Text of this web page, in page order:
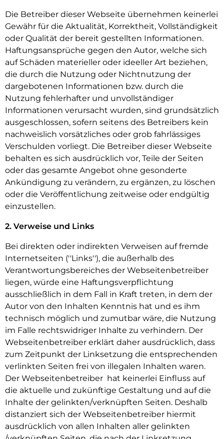
Die Betreiber dieser Webseite übernehmen keinerlei
Gewähr für die Aktualität, Korrektheit, Vollständigkeit
oder Qualität der bereit gestellten Informationen.
Haftungsansprüche gegen den Autor, welche sich
auf Schäden materieller oder ideeller Art beziehen,
die durch die Nutzung oder Nichtnutzung der
dargebotenen Informationen bzw. durch die
Nutzung fehlerhafter und unvollständiger
Informationen verursacht wurden, sind grundsätzlich
ausgeschlossen, sofern seitens des Betreibers kein
nachweislich vorsätzliches oder grob fahrlässiges
Verschulden vorliegt. Die Betreiber dieser Webseite
behalten es sich ausdrücklich vor, Teile der Seiten
oder das gesamte Angebot ohne gesonderte
Ankündigung zu verändern, zu ergänzen, zu löschen
oder die Veröffentlichung zeitweise oder endgültig
einzustellen.
2. Verweise und Links
Bei direkten oder indirekten Verweisen auf fremde
Internetseiten (''Links''), die außerhalb des
Verantwortungsbereiches der Webseitenbetreiber
liegen, würde eine Haftungsverpflichtung
ausschließlich in dem Fall in Kraft treten, in dem der
Autor von den Inhalten Kenntnis hat und es ihm
technisch möglich und zumutbar wäre, die Nutzung
im Falle rechtswidriger Inhalte zu verhindern. Der
Webseitenbetreiber erklärt daher ausdrücklich, dass
zum Zeitpunkt der Linksetzung die entsprechenden
verlinkten Seiten frei von illegalen Inhalten waren.
Der Webseitenbetreiber hat keinerlei Einfluss auf
die aktuelle und zukünftige Gestaltung und auf die
Inhalte der gelinkten/verknüpften Seiten. Deshalb
distanziert sich der Webseitenbetreiber hiermit
ausdrücklich von allen Inhalten aller gelinkten